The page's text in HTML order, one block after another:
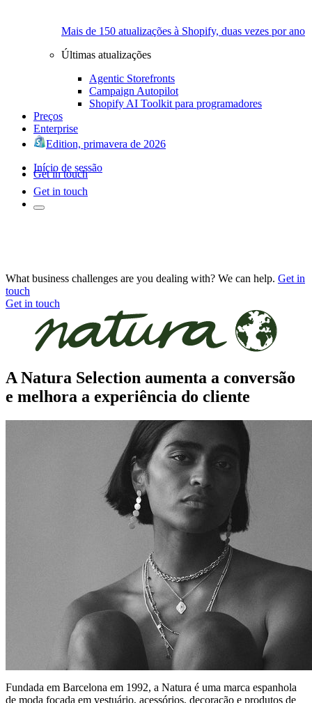
Mais de 150 atualizações à Shopify, duas vezes por ano
Últimas atualizações
Agentic Storefronts
Campaign Autopilot
Shopify AI Toolkit para programadores
Preços
Enterprise
Edition, primavera de 2026
Início de sessão
Get in touch
Get in touch
What business challenges are you dealing with? We can help. Get in
touch
Get in touch
A Natura Selection aumenta a conversão
e melhora a experiência do cliente
Fundada em Barcelona em 1992, a Natura é uma marca espanhola
de moda focada em vestuário, acessórios, decoração e produtos de